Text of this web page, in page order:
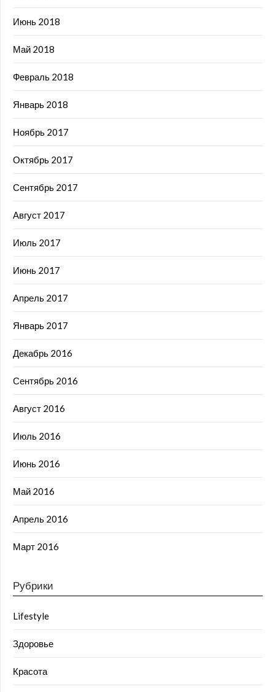
Июнь 2018
Май 2018
Февраль 2018
Январь 2018
Ноябрь 2017
Октябрь 2017
Сентябрь 2017
Август 2017
Июль 2017
Июнь 2017
Апрель 2017
Январь 2017
Декабрь 2016
Сентябрь 2016
Август 2016
Июль 2016
Июнь 2016
Май 2016
Апрель 2016
Март 2016
Рубрики
Lifestyle
Здоровье
Красота